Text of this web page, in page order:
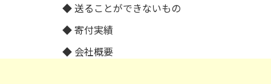
送ることができないもの
寄付実績
会社概要